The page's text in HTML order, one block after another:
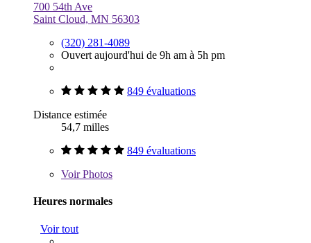
700 54th Ave
Saint Cloud, MN 56303
(320) 281-4089
Ouvert aujourd'hui de 9h am à 5h pm
849 évaluations
Distance estimée
54,7 milles
849 évaluations
VoirPhotos
Heures normales
Voir tout